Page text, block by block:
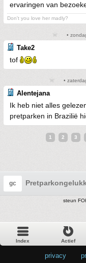
ervaringen van
Don't you love her madly?
•
Take2
tof
•
Alentejana
Ik heb niet alles
pretparken in Brazilië
1 2 3
gc
steun
Index Actief
privacy